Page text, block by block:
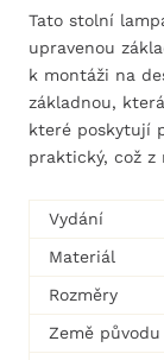
Tato stolní
upravenou
k montáži na
základnou,
které poskytují
praktický, což
Vydání
Materiál
Rozměry
Země původu